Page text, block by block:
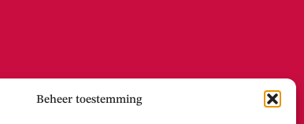
Beheer toestemming